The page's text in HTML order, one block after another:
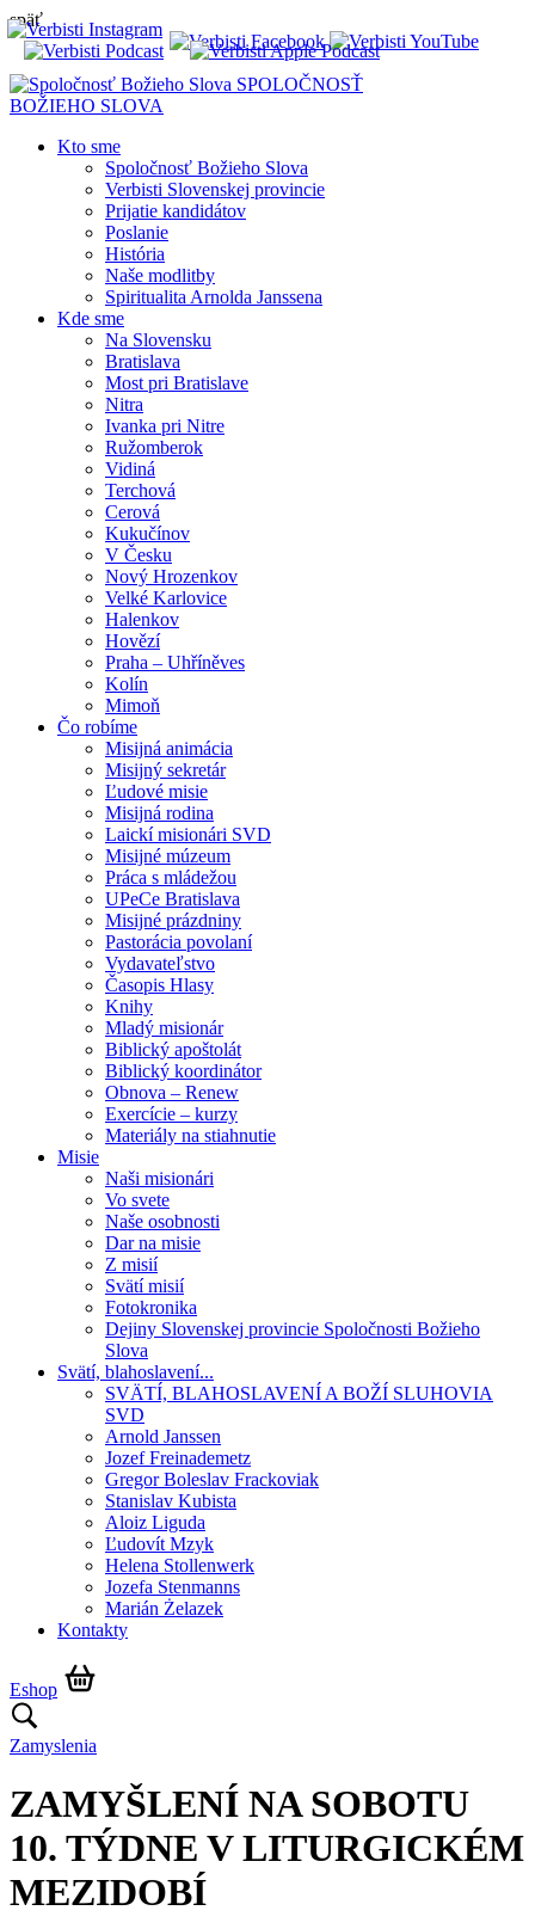
späť
SPOLOČNOSŤ
BOŽIEHO SLOVA
Kto sme
Spoločnosť Božieho Slova
Verbisti Slovenskej provincie
Prijatie kandidátov
Poslanie
História
Naše modlitby
Spiritualita Arnolda Janssena
Kde sme
Na Slovensku
Bratislava
Most pri Bratislave
Nitra
Ivanka pri Nitre
Ružomberok
Vidiná
Terchová
Cerová
Kukučínov
V Česku
Nový Hrozenkov
Velké Karlovice
Halenkov
Hovězí
Praha – Uhříněves
Kolín
Mimoň
Čo robíme
Misijná animácia
Misijný sekretár
Ľudové misie
Misijná rodina
Laickí misionári SVD
Misijné múzeum
Práca s mládežou
UPeCe Bratislava
Misijné prázdniny
Pastorácia povolaní
Vydavateľstvo
Časopis Hlasy
Knihy
Mladý misionár
Biblický apoštolát
Biblický koordinátor
Obnova – Renew
Exercície – kurzy
Materiály na stiahnutie
Misie
Naši misionári
Vo svete
Naše osobnosti
Dar na misie
Z misií
Svätí misií
Fotokronika
Dejiny Slovenskej provincie Spoločnosti Božieho
Slova
Svätí, blahoslavení...
SVÄTÍ, BLAHOSLAVENÍ A BOŽÍ SLUHOVIA
SVD
Arnold Janssen
Jozef Freinademetz
Gregor Boleslav Frackoviak
Stanislav Kubista
Aloiz Liguda
Ľudovít Mzyk
Helena Stollenwerk
Jozefa Stenmanns
Marián Żelazek
Kontakty
Eshop
Zamyslenia
ZAMYŠLENÍ NA SOBOTU
10. TÝDNE V LITURGICKÉM
MEZIDOBÍ